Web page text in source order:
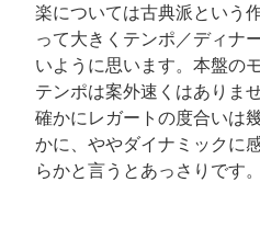
楽については古典派という
って大きくテンポ／ディナ
いように思います。本盤の
テンポは案外速くはありま
確かにレガートの度合いは
かに、ややダイナミックに
らかと言うとあっさりです。